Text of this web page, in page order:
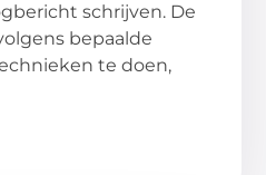
schrijven. De
bepaalde
te doen,